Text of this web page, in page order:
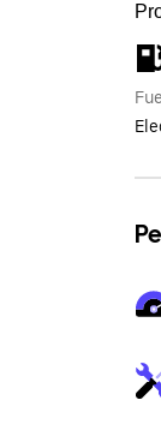
Fuel